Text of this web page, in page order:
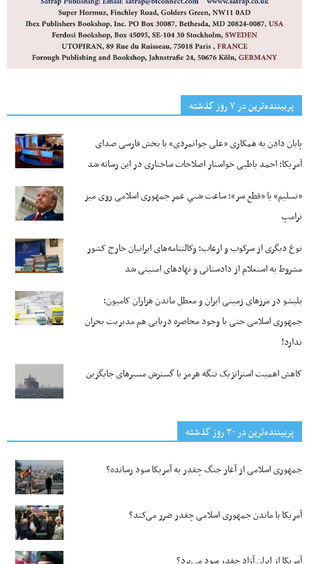
پربیننده‌ترین‌ در ۷ روز گذشته
پایان دادن به همکاری «علی جوانمردی» با بخش فارسی صدای
آمریکا؛ احمد باطبی خواستار اصلاحات ساختاری در این رسانه شد
«تسلیم» یا «قطع سر»؛ ساعت شنیِ عمرِ جمهوری اسلامی روی میز
ترامپ
نوع دیگری از سرکوب و ارعاب؛ وکالتنامه‌های ایرانیان خارج کشور
مشروط به استعلام از دادستانی و نهادهای امنیتی شد
بلبشو در مرزهای زمینی ایران و معطل ماندن هزاران کامیون؛
جمهوری اسلامی حتی با وجود محاصره دریایی هم مدیریت بحران
ندارد!
کاهش اهمیت استراتژیک تنگه‌ هرمز با گسترش مسیرهای جایگزین
پربیننده‌ترین‌ در ۳۰ روز گذشته
جمهوری اسلامی از آغاز جنگ چقدر به آمریکا سود رسانده؟
آمریکا با ماندن جمهوری اسلامی چقدر ضرر می‌کند؟